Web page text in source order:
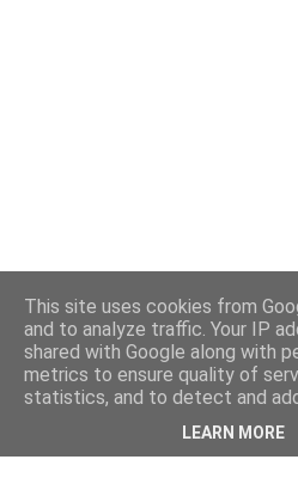
This site uses cookies from
and to analyze traffic. Your IP
shared with Google along with
metrics to ensure quality of
statistics, and to detect and
LEARN MORE